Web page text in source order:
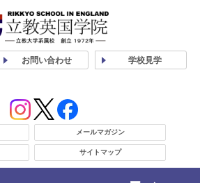
お問い合わせ 学校見学
メールマガジン
サイトマップ